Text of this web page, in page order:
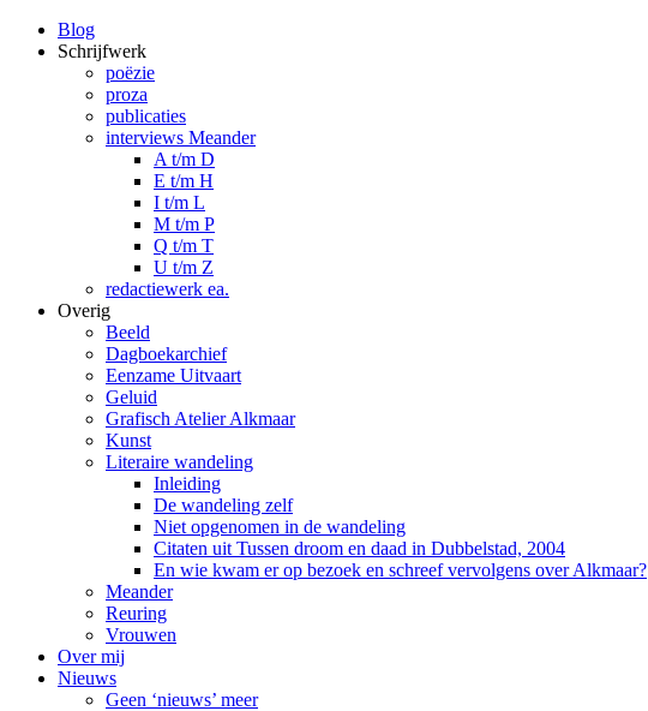
Blog
Schrijfwerk
poëzie
proza
publicaties
interviews Meander
A t/m D
E t/m H
I t/m L
M t/m P
Q t/m T
U t/m Z
redactiewerk ea.
Overig
Beeld
Dagboekarchief
Eenzame Uitvaart
Geluid
Grafisch Atelier Alkmaar
Kunst
Literaire wandeling
Inleiding
De wandeling zelf
Niet opgenomen in de wandeling
Citaten uit Tussen droom en daad in Dubbelstad, 2004
En wie kwam er op bezoek en schreef vervolgens over Alkmaar?
Meander
Reuring
Vrouwen
Over mij
Nieuws
Geen ‘nieuws’ meer